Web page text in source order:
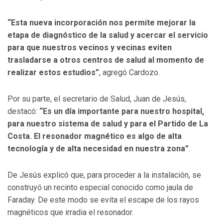
“Esta nueva incorporación nos permite mejorar la
etapa de diagnóstico de la salud y acercar el servicio
para que nuestros vecinos y vecinas eviten
trasladarse a otros centros de salud al momento de
realizar estos estudios”, agregó Cardozo.
Por su parte, el secretario de Salud, Juan de Jesús,
destacó: “Es un día importante para nuestro hospital,
para nuestro sistema de salud y para el Partido de La
Costa. El resonador magnético es algo de alta
tecnología y de alta necesidad en nuestra zona”.
De Jesús explicó que, para proceder a la instalación, se
construyó un recinto especial conocido como jaula de
Faraday. De este modo se evita el escape de los rayos
magnéticos que irradia el resonador.